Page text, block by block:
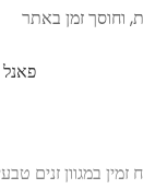
זמין במגוון זנים